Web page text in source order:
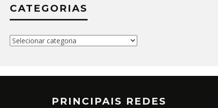
CATEGORIAS
Categorias
PRINCIPAIS REDES